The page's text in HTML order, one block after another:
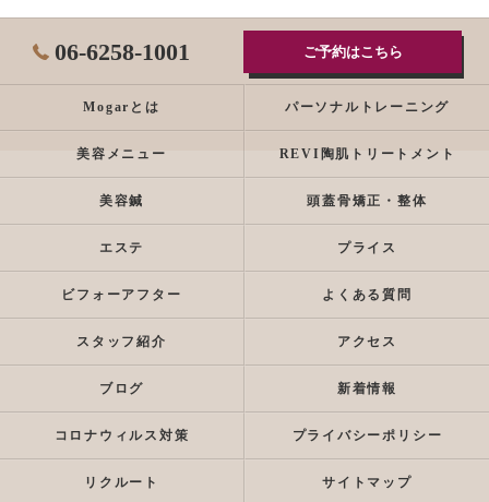
06-6258-1001 ご予約はこちら
Mogarとは パーソナルトレーニング
美容メニュー REVI陶肌トリートメント
美容鍼 頭蓋骨矯正・整体
エステ プライス
ビフォーアフター よくある質問
スタッフ紹介 アクセス
ブログ 新着情報
コロナウィルス対策 プライバシーポリシー
リクルート サイトマップ